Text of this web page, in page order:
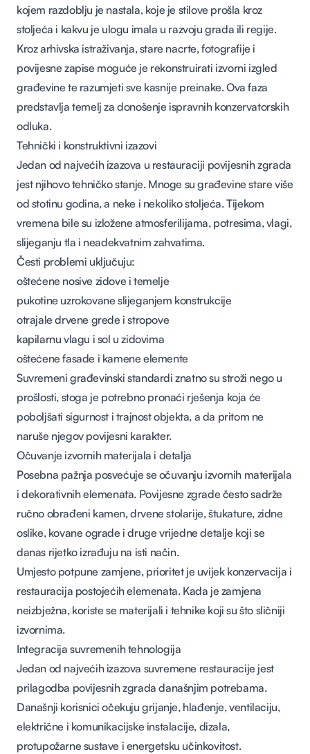
kojem razdoblju je nastala, koje je stilove prošla kroz
stoljeća i kakvu je ulogu imala u razvoju grada ili regije.
Kroz arhivska istraživanja, stare nacrte, fotografije i
povijesne zapise moguće je rekonstruirati izvorni izgled
građevine te razumjeti sve kasnije preinake. Ova faza
predstavlja temelj za donošenje ispravnih konzervatorskih
odluka.
Tehnički i konstruktivni izazovi
Jedan od najvećih izazova u restauraciji povijesnih zgrada
jest njihovo tehničko stanje. Mnoge su građevine stare više
od stotinu godina, a neke i nekoliko stoljeća. Tijekom
vremena bile su izložene atmosferilijama, potresima, vlagi,
slijeganju tla i neadekvatnim zahvatima.
Česti problemi uključuju:
oštećene nosive zidove i temelje
pukotine uzrokovane slijeganjem konstrukcije
otrajale drvene grede i stropove
kapilarnu vlagu i sol u zidovima
oštećene fasade i kamene elemente
Suvremeni građevinski standardi znatno su stroži nego u
prošlosti, stoga je potrebno pronaći rješenja koja će
poboljšati sigurnost i trajnost objekta, a da pritom ne
naruše njegov povijesni karakter.
Očuvanje izvornih materijala i detalja
Posebna pažnja posvećuje se očuvanju izvornih materijala
i dekorativnih elemenata. Povijesne zgrade često sadrže
ručno obrađeni kamen, drvene stolarije, štukature, zidne
oslike, kovane ograde i druge vrijedne detalje koji se
danas rijetko izrađuju na isti način.
Umjesto potpune zamjene, prioritet je uvijek konzervacija i
restauracija postojećih elemenata. Kada je zamjena
neizbježna, koriste se materijali i tehnike koji su što sličniji
izvornima.
Integracija suvremenih tehnologija
Jedan od najvećih izazova suvremene restauracije jest
prilagodba povijesnih zgrada današnjim potrebama.
Današnji korisnici očekuju grijanje, hlađenje, ventilaciju,
električne i komunikacijske instalacije, dizala,
protupožarne sustave i energetsku učinkovitost.